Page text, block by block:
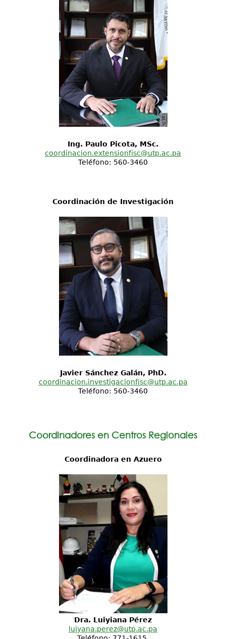
Ing. Paulo Picota, MSc.
coordinacion.extensionfisc@utp.ac.pa
Teléfono: 560-3460
Coordinación de Investigación
Javier Sánchez Galán, PhD.
coordinacion.investigacionfisc@utp.ac.pa
Teléfono: 560-3460
Coordinadores en Centros Regionales
Coordinadora en Azuero
Dra. Luiyiana Pérez
luiyana.perez@utp.ac.pa